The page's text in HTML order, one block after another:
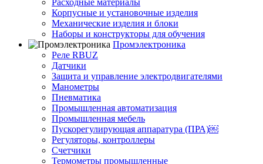
Расходные материалы
Корпусные и установочные изделия
Механические изделия и блоки
Наборы и конструкторы для обучения
Промэлектроника
Реле RBUZ
Датчики
Защита и управление электродвигателями
Манометры
Пневматика
Промышленная автоматизация
Промышленная мебель
Пускорегулирующая аппаратура (ПРА)￼
Регуляторы, контроллеры
Счетчики
Термометры промышленные